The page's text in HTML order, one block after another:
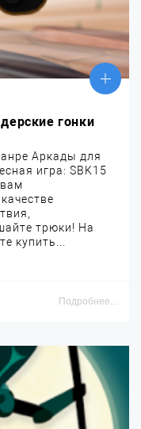
гонки
Аркады для
игра: SBK15
трюки! На
купить...
Подробнее...